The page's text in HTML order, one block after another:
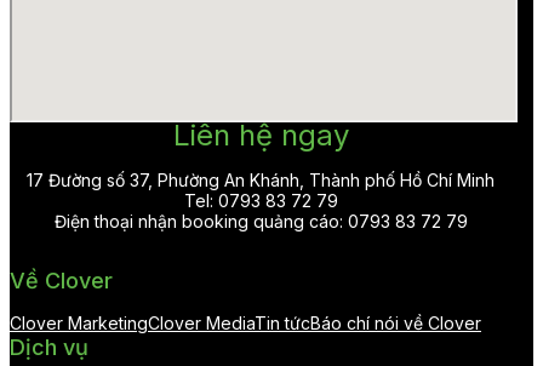
Liên hệ ngay
17 Đường số 37, Phường An Khánh, Thành phố Hồ Chí Minh
Tel: 0793 83 72 79
Điện thoại nhận booking quảng cáo: 0793 83 72 79
Về Clover
Clover MarketingClover MediaTin tứcBáo chí nói về Clover
Dịch vụ